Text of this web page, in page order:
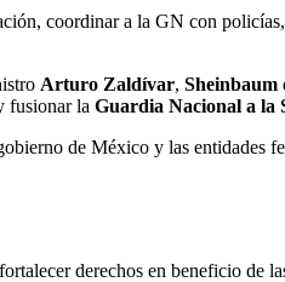
coordinar a la GN con
Arturo Zaldívar, Sheinbaum
fusionar la Guardia Nacional a la
de México y las entidades
derechos en beneficio de